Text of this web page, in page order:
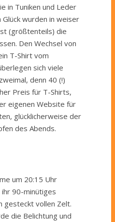
in Tuniken und Leder
wurden in weiser
(größtenteils) die
Den Wechsel von
T-Shirt vom
sich viele
denn 40 (!)
Preis für T-Shirts,
eigenen Website für
glücklicherweise der
des Abends.
um 20:15 Uhr
ihr 90-minütiges
gesteckt vollen Zelt.
die Belichtung und